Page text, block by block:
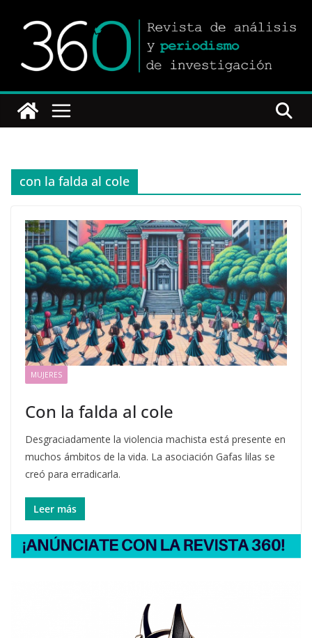
contenido
con la falda al cole
MUJERES
Con la falda al cole
Desgraciadamente la violencia machista está presente en
muchos ámbitos de la vida. La asociación Gafas lilas se
creó para erradicarla.
Leer más